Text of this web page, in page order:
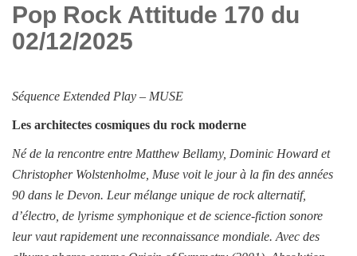
Pop Rock Attitude 170 du
02/12/2025
Séquence Extended Play – MUSE
Les architectes cosmiques du rock moderne
Né de la rencontre entre Matthew Bellamy, Dominic Howard et
Christopher Wolstenholme, Muse voit le jour à la fin des années
90 dans le Devon. Leur mélange unique de rock alternatif,
d’électro, de lyrisme symphonique et de science-fiction sonore
leur vaut rapidement une reconnaissance mondiale. Avec des